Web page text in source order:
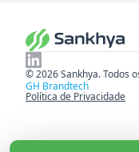
© 2026 Sankhya. Todos
GH Brandtech
Política de Privacidade